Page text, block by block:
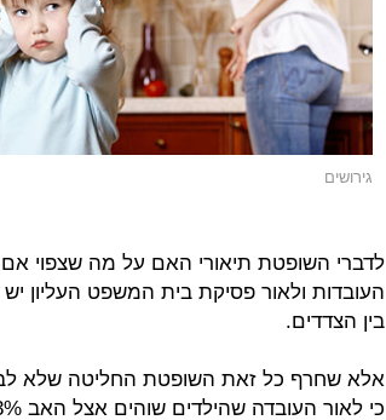
גירושים
לדברי השופטת תיאורי האם על מה שצפוי
העובדות ולאור פסיקת בית המשפט העליון
בין הצדדים.
אלא שחרף כל זאת השופטת החליטה שלא